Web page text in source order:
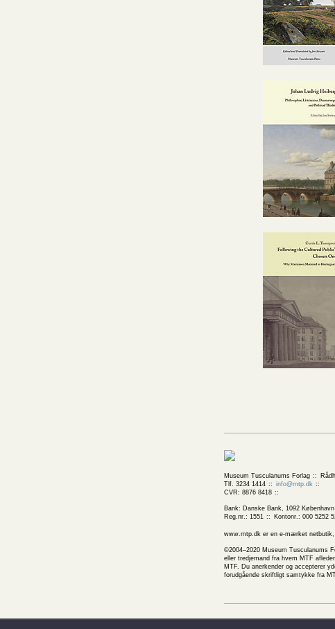
Museum Tusculanums Forlag
Tlf. 3234 1414
info@mtp.dk
CVR: 8876 8418
Bank: Danske Bank, 1092
Reg.nr.: 1551
Kontonr.: 000 5252
www.mtp.dk er en e-mærket
©2004–2020 Museum Tusculanums
eller tredjemand fra hvem MTF
MTF. Du anerkender og accepterer
forudgående skriftligt samtykke fra